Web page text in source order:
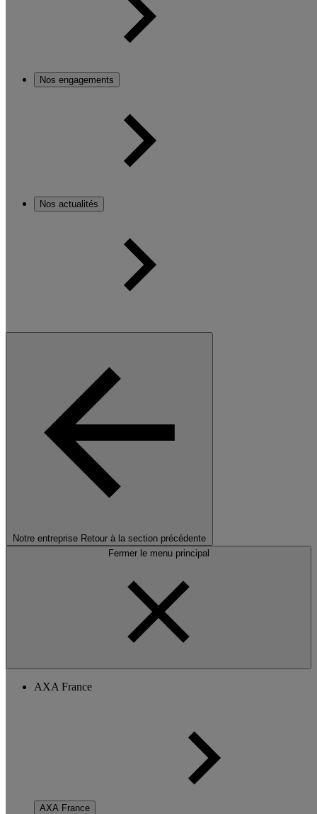
Nos engagements
Nos actualités
Notre entreprise Retour à la section précédente
Fermer le menu principal
AXA France
AXA France